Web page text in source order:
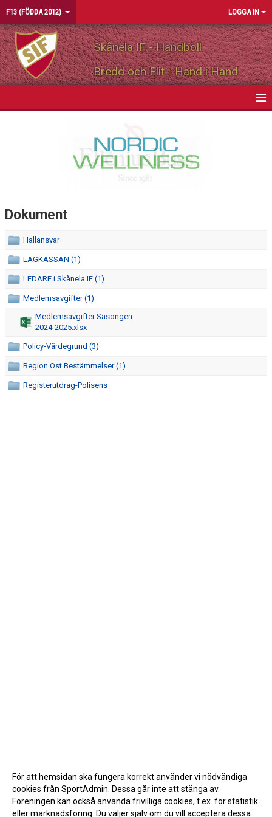
F13 (FÖDDA 2012) LOGGA IN
Skånela IF - Handboll
Bredd och Elit - Hand i Hand
DOKUMENT
KONTAKT
Dokument
Hallansvar
LAGKASSAN (1)
LEDARE i Skånela IF (1)
Medlemsavgifter (1)
Medlemsavgifter Säsongen
2024-2025.xlsx
Policy-Värdegrund (3)
Region Öst Bestämmelser (1)
Registerutdrag-Polisens
För att hemsidan ska fungera korrekt använder vi nödvändiga
cookies från SportAdmin. Dessa går inte att stänga av.
Föreningen kan också använda frivilliga cookies, t.ex. för statistik
eller marknadsföring. Du väljer själv om du vill acceptera dessa.